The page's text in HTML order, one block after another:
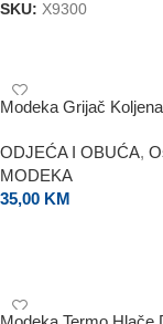
SKU: X9300
Modeka Grijač Koljena
ODJEĆA I OBUĆA,
MODEKA
35,00 KM